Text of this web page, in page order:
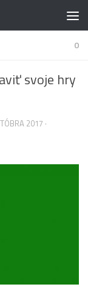
0
svoje hry
2017 ·